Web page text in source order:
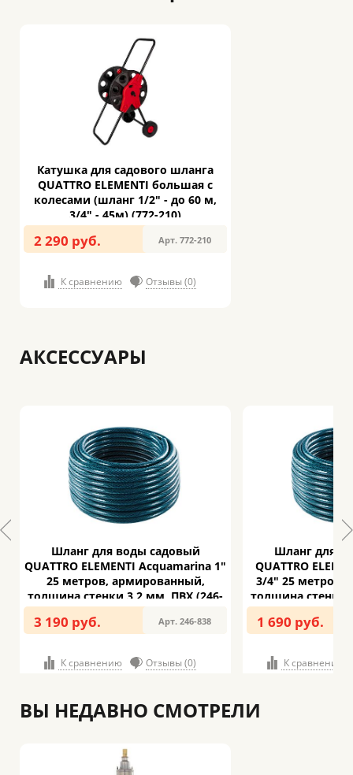
Катушка для садового шланга
QUATTRO ELEMENTI большая с
колесами (шланг 1/2" - до 60 м,
3/4" - 45м) (772-210)
2 290 руб. Арт. 772-210
К сравнению Отзывы (0)
АКСЕССУАРЫ
Шланг для воды садовый
QUATTRO ELEMENTI Acquamarina 1"
25 метров, армированный,
толщина стенки 3,2 мм, ПВХ (246-
838)
3 190 руб. Арт. 246-838
К сравнению Отзывы (0)
Шланг для
QUATTRO
3/4" 25 метров,
толщина стенки
1 690 руб.
К сравнению
ВЫ НЕДАВНО СМОТРЕЛИ